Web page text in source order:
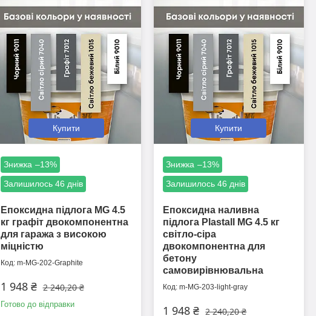
Купити
–13%
Залишилось 46 днів
Епоксидна підлога MG 4.5
кг графіт двокомпонентна
для гаража з високою
міцністю
m-MG-202-Graphite
2 240,20 ₴
1 948 ₴
Готово до відправки
Купити
–13%
Залишилось 46 днів
Епоксидна наливна
підлога Plastall MG 4.5 кг
світло-сіра
двокомпонентна для
бетону
самовирівнювальна
m-MG-203-light-gray
2 240,20 ₴
1 948 ₴